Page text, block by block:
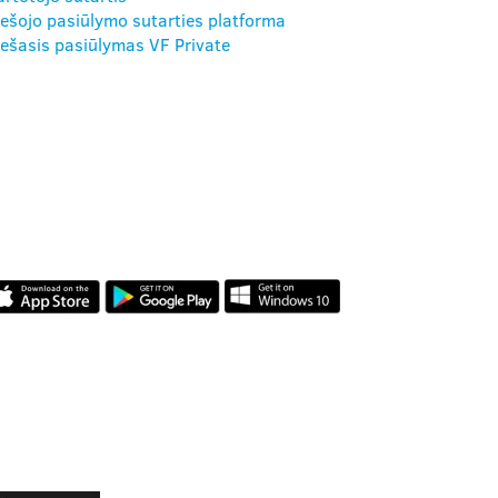
pasiūlymo sutarties platforma
pasiūlymas VF Private